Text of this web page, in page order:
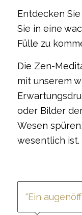
Entdecken
Sie in eine
Fülle zu
Die Zen-
mit unserem
oder Bilder
Wesen
wesentlich ist.
“Ein